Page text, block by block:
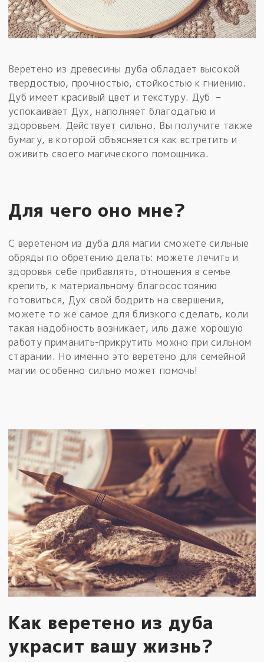
Веретено из древесины дуба обладает высокой
твердостью, прочностью, стойкостью к гниению.
Дуб имеет красивый цвет и текстуру. Дуб –
успокаивает Дух, наполняет благодатью и
здоровьем. Действует сильно. Вы получите также
бумагу, в которой объясняется как встретить и
оживить своего магического помощника.
Для чего оно мне?
С веретеном из дуба для магии сможете сильные
обряды по обретению делать: можете лечить и
здоровья себе прибавлять, отношения в семье
крепить, к материальному благосостоянию
готовиться, Дух свой бодрить на свершения,
можете то же самое для близкого сделать, коли
такая надобность возникает, иль даже хорошую
работу приманить-прикрутить можно при сильном
старании. Но именно это веретено для семейной
магии особенно сильно может помочь!
Как веретено из дуба
украсит вашу жизнь?